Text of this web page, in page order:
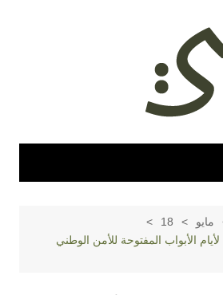
مايو
18
الأبواب المفتوحة للأمن الوطني